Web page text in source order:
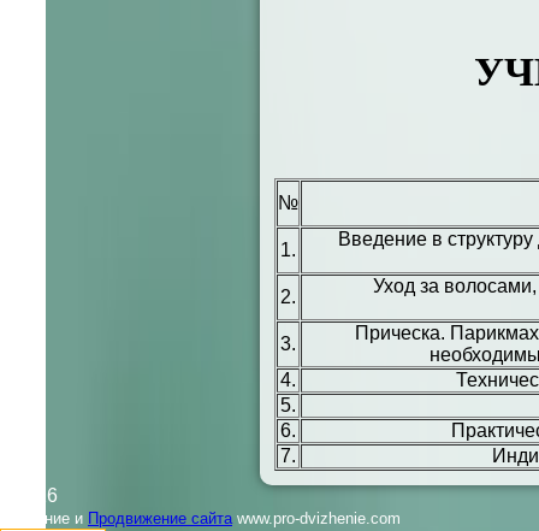
№
1.
Введение в
2.
Уход за
3.
Прическа.
4.
5.
6.
7.
©2026
Создание и Продвижение сайтаwww.pro-dvizhenie.com